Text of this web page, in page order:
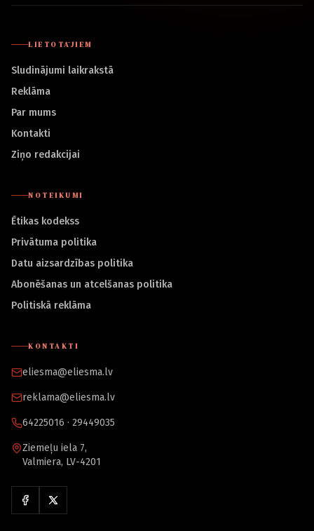
LIETOTĀJIEM
Sludinājumi laikrakstā
Reklāma
Par mums
Kontakti
Ziņo redakcijai
NOTEIKUMI
Ētikas kodekss
Privātuma politika
Datu aizsardzības politika
Abonēšanas un atcelšanas politika
Politiskā reklāma
KONTAKTI
eliesma@eliesma.lv
reklama@eliesma.lv
64225016 · 29449035
Ziemeļu iela 7,
Valmiera, LV-4201